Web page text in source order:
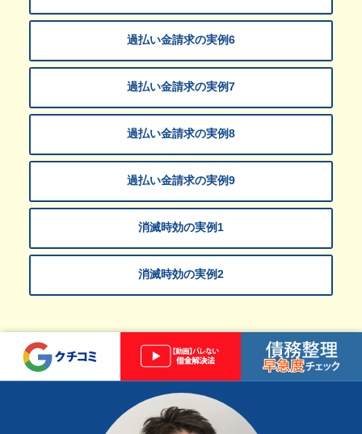
過払い金請求の実例6
過払い金請求の実例7
過払い金請求の実例8
過払い金請求の実例9
消滅時効の実例1
消滅時効の実例2